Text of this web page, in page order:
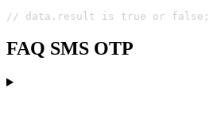
// data.result is true or false;
FAQ SMS OTP